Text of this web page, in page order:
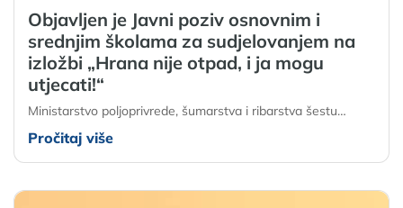
Objavljen je Javni poziv osnovnim i
srednjim školama za sudjelovanjem na
izložbi „Hrana nije otpad, i ja mogu
utjecati!“
Ministarstvo poljoprivrede, šumarstva i ribarstva šestu…
Pročitaj više